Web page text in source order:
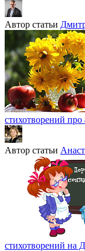
Автор статьи
стихотворений про
Автор статьи
стихотворений на